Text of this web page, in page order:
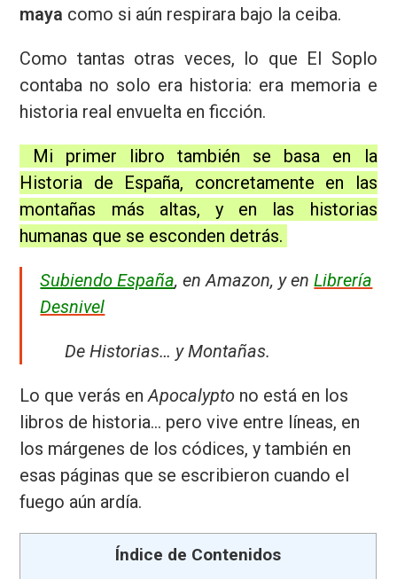
maya como si aún respirara bajo la ceiba.
Como tantas otras veces, lo que El Soplo
contaba no solo era historia: era memoria e
historia real envuelta en ficción.
Mi primer libro también se basa en la
Historia de España, concretamente en las
montañas más altas, y en las historias
humanas que se esconden detrás.
Subiendo España, en Amazon, y enLibrería
Desnivel
De Historias… y Montañas.
Lo que verás enApocalypto no está en los
libros de historia… pero vive entre líneas, en
los márgenes de los códices, y también en
esas páginas que se escribieron cuando el
fuego aún ardía.
Índice de Contenidos